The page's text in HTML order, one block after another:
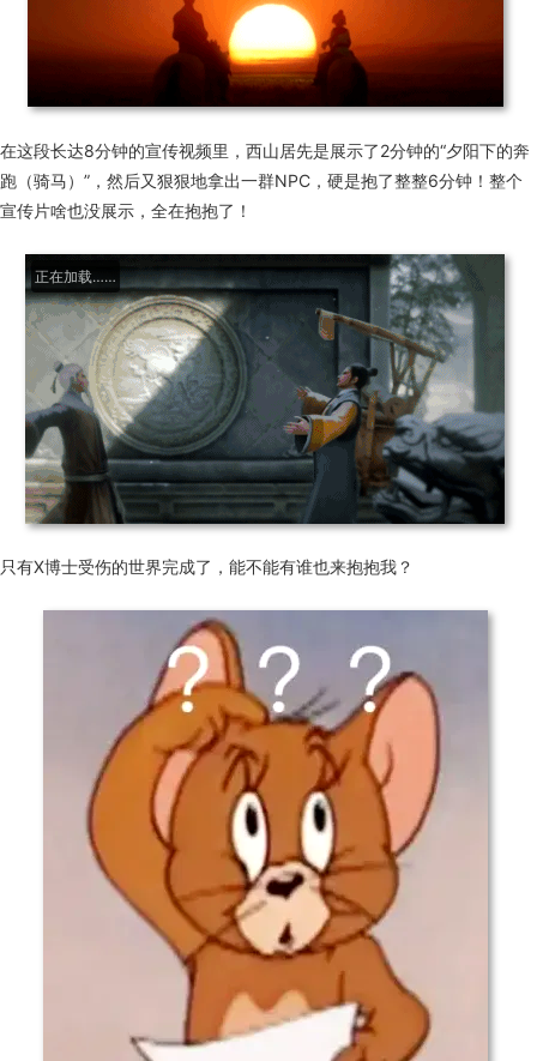
在这段长达8分钟的宣传视频里，西山居先是展示了2分钟的“夕阳下的奔
跑（骑马）”，然后又狠狠地拿出一群NPC，硬是抱了整整6分钟！整个
宣传片啥也没展示，全在抱抱了！
正在加载……
只有X博士受伤的世界完成了，能不能有谁也来抱抱我？